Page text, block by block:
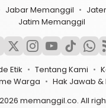
Jabar Memanggil
Jatim Memanggil
Etik Tentang Kami
Warga
Hak Jawab &
memanggil.co. All